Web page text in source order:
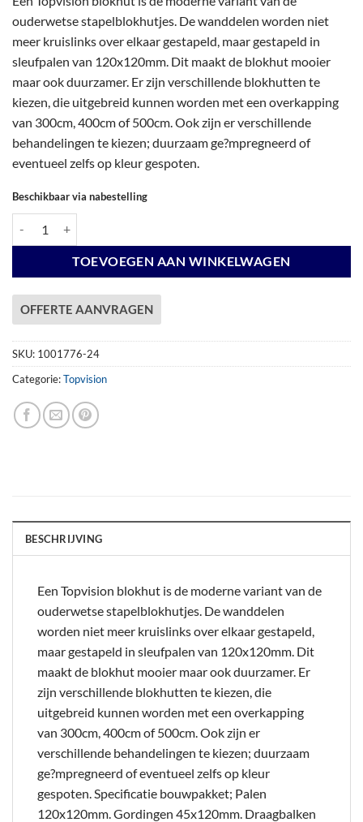
was:
€ 5.325,00.
is:
€ 5.325,00.
ouderwetse stapelblokhutjes. De wanddelen worden niet
meer kruislinks over elkaar gestapeld, maar gestapeld in
sleufpalen van 120x120mm. Dit maakt de blokhut mooier
maar ook duurzamer. Er zijn verschillende blokhutten te
kiezen, die uitgebreid kunnen worden met een overkapping
van 300cm, 400cm of 500cm. Ook zijn er verschillende
behandelingen te kiezen; duurzaam ge?mpregneerd of
eventueel zelfs op kleur gespoten.
Beschikbaar via nabestelling
TOEVOEGEN AAN WINKELWAGEN
OFFERTE AANVRAGEN
SKU: 1001776-24
Categorie:Topvision
BESCHRIJVING
Een Topvision blokhut is de moderne variant van de
ouderwetse stapelblokhutjes. De wanddelen
worden niet meer kruislinks over elkaar gestapeld,
maar gestapeld in sleufpalen van 120x120mm. Dit
maakt de blokhut mooier maar ook duurzamer. Er
zijn verschillende blokhutten te kiezen, die
uitgebreid kunnen worden met een overkapping
van 300cm, 400cm of 500cm. Ook zijn er
verschillende behandelingen te kiezen; duurzaam
ge?mpregneerd of eventueel zelfs op kleur
gespoten. Specificatie bouwpakket; Palen
120x120mm. Gordingen 45x120mm. Draagbalken